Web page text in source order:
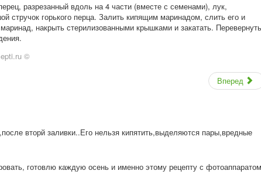
разрезанный вдоль на 4 части (вместе с семенами), лук,
стручок горького перца. Залить кипящим маринадом, слить его и
накрыть стерилизованными крышками и закатать. Перевернуть
©
Вперед
вторй заливки..Его нельзя кипятить,выделяются пары,вредные
ь, готовлю каждую осень и именно этому рецепту с фотоаппаратом